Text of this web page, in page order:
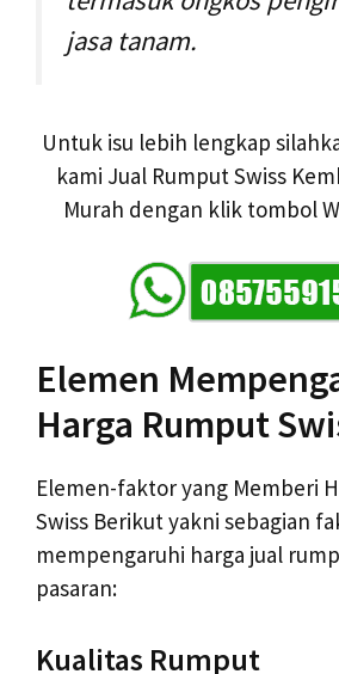
jasa tanam.
Untuk isu lebih lengkap
kami Jual Rumput Swiss
Murah dengan klik tombol
Elemen
Harga Rumput
Elemen-faktor yang Memberi
Swiss Berikut yakni sebagian
mempengaruhi harga jual
pasaran:
Kualitas Rumput